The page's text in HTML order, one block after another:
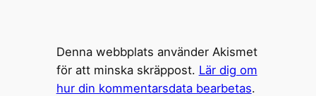
Denna webbplats använder Akismet
för att minska skräppost. Lär dig om
hur din kommentarsdata bearbetas.